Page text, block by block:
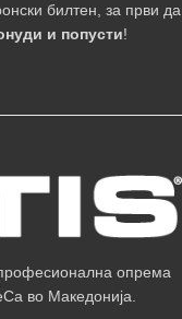
билтен, за први да
и попусти!
опрема
во Македонија.